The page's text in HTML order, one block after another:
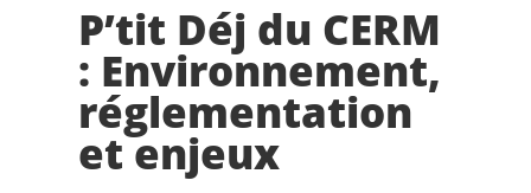
P’tit Déj du CERM
: Environnement,
réglementation
et enjeux